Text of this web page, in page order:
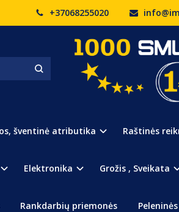
+37068255020
šventinė atributika Raštinės
Elektronika Grožis , Sveikata
Rankdarbių priemonės
VARLYTĖ SU ŠIRDELE